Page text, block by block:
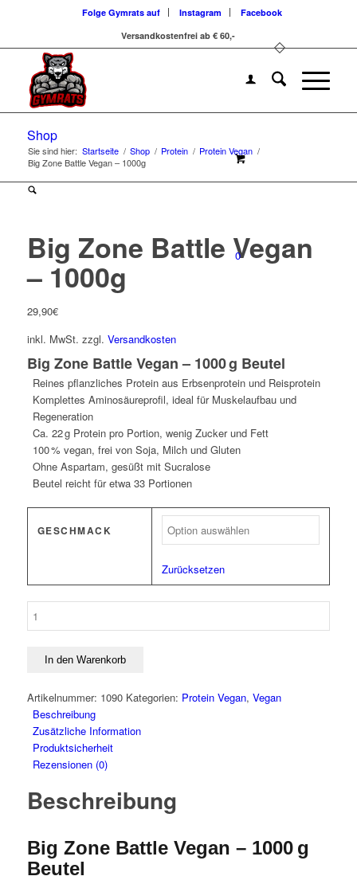
Folge Gymrats auf Instagram
Facebook
Versandkostenfrei ab € 60,-
0
Shop
Sie sind hier: Startseite / Shop / Protein / Protein Vegan /
Big Zone Battle Vegan – 1000g
Big Zone Battle Vegan
– 1000g
29,90€
inkl. MwSt. zzgl. Versandkosten
Big Zone Battle Vegan – 1000 g Beutel
Reines pflanzliches Protein aus Erbsenprotein und Reisprotein
Komplettes Aminosäureprofil, ideal für Muskelaufbau und
Regeneration
Ca. 22 g Protein pro Portion, wenig Zucker und Fett
100 % vegan, frei von Soja, Milch und Gluten
Ohne Aspartam, gesüßt mit Sucralose
Beutel reicht für etwa 33 Portionen
GESCHMACK
Zurücksetzen
Vegan
1000g
Menge
In den Warenkorb
Artikelnummer: 1090 Kategorien: Protein Vegan, Vegan
Beschreibung
Zusätzliche Information
Produktsicherheit
Rezensionen (0)
Beschreibung
Big Zone Battle Vegan – 1000 g
Beutel